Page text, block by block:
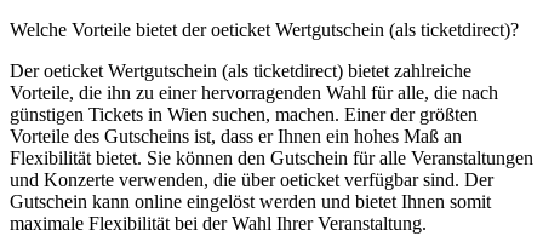
Welche Vorteile bietet der oeticket Wertgutschein (als ticketdirect)?
Der oeticket Wertgutschein (als ticketdirect) bietet zahlreiche
Vorteile, die ihn zu einer hervorragenden Wahl für alle, die nach
günstigen Tickets in Wien suchen, machen. Einer der größten
Vorteile des Gutscheins ist, dass er Ihnen ein hohes Maß an
Flexibilität bietet. Sie können den Gutschein für alle Veranstaltungen
und Konzerte verwenden, die über oeticket verfügbar sind. Der
Gutschein kann online eingelöst werden und bietet Ihnen somit
maximale Flexibilität bei der Wahl Ihrer Veranstaltung.